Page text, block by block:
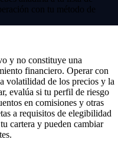
con tu método de
y no constituye una
financiero. Operar con
volatilidad de los precios y la
evalúa si tu perfil de riesgo
en comisiones y otras
a requisitos de elegibilidad
cartera y pueden cambiar